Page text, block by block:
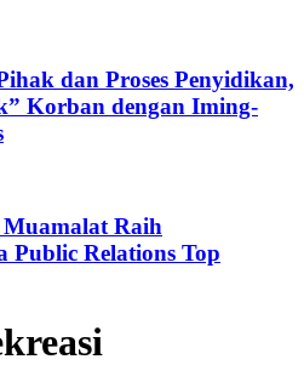
dan Proses Penyidikan,
Korban dengan Iming-
Raih
Public Relations Top